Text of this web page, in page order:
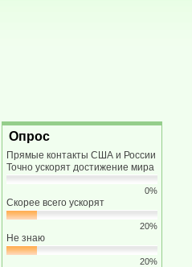
Опрос
Прямые контакты США и России
Точно ускорят достижение мира
0%
Скорее всего ускорят
20%
Не знаю
20%